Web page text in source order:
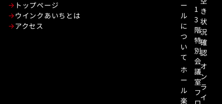
トップページ
ウインクあいちとは
アクセス
ー
ル
に
つ
い
て
ホ
ー
ル
楽
1
3
階
特
別
会
議
室
フ
き
状
況
確
認
オ
ン
ラ
イ